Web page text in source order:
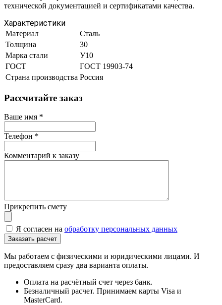
технической документацией и сертификатами качества.
Характеристики
Материал
Сталь
Толщина
30
Марка стали
У10
ГОСТ
ГОСТ 19903-74
Страна производства Россия
Рассчитайте заказ
Ваше имя *
Телефон *
Комментарий к заказу
Прикрепить смету
Я согласен на обработку персональных данных
Мы работаем с физическими и юридическими лицами. И
предоставляем сразу два варианта оплаты.
Оплата на расчётный счет через банк.
Безналичный расчет. Принимаем карты Visa и
MasterCard.